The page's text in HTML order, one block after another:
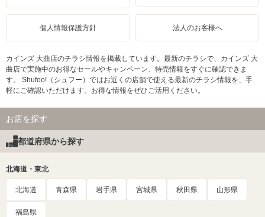
個人情報保護方針 法人のお客様へ
カインズ 大曲店のチラシ情報を掲載しています。最新のチラシで、カインズ 大
曲店で実施中のお得なセールやキャンペーン、特売情報をすぐに確認できま
す。 Shufoo!（シュフー）ではお近くの店舗で使える最新のチラシ情報を、手
軽にご確認いただけます。お得な情報をぜひご活用ください。
お店を探す
都道府県から探す
北海道・東北
北海道 青森県 岩手県 宮城県 秋田県 山形県
福島県